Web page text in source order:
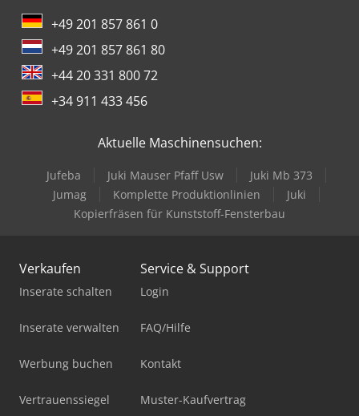
+49 201 857 861 0
+49 201 857 861 80
+44 20 331 800 72
+34 911 433 456
Aktuelle Maschinensuchen:
Jufeba Juki Mauser Pfaff Usw
Juki Mb 373
Jumag
Komplette Produktionlinien
Juki
Kopierfräsen für Kunststoff-Fensterbau
Verkaufen
Inserate schalten
Inserate verwalten
Werbung buchen
Vertrauenssiegel
Service & Support
Login
FAQ/Hilfe
Kontakt
Muster-Kaufvertrag